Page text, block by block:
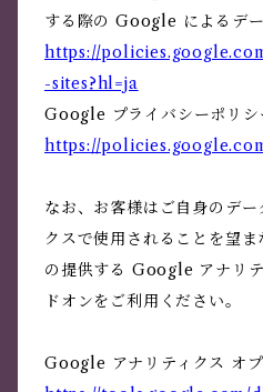
する際の Google によるデー
https://
-sites?hl=ja
Google プライバシーポリシ
https://
なお、お客様はご自身のデ
クスで使用されることを望
の提供する Google アナリ
ドオンをご利用ください。
Google アナリティクス オプ